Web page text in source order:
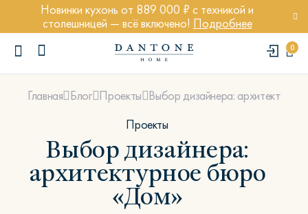
Новинки кухонь от 889 000 ₽ с техникой и
столешницей — всё включено! Подробнее
0
ПОПУЛЯРНЫЕ ЗАПРОСЫ
Главная Блог Проекты Выбор дизайнера:
Проекты
Выбор дизайнера:
архитектурное бюро
«Дом»